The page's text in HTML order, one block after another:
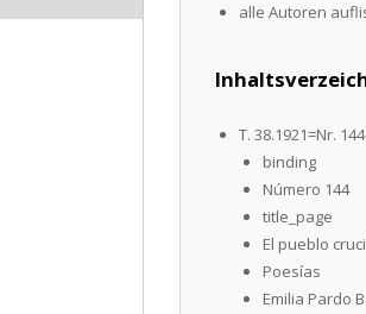
alle Autoren
T. 38.1921=Nr.
binding
Número 144
title_page
El pueblo
Poesías
Emilia Pardo